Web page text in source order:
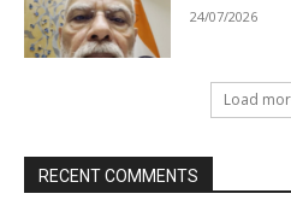
24/07/2026
Load
RECENT COMMENTS